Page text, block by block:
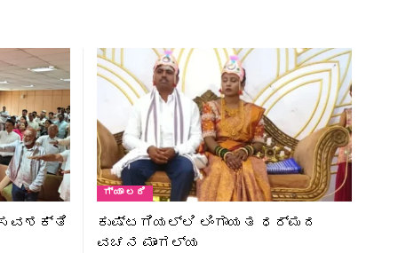
ಗ್ಯಾ ಲರಿ
ಕುಷ್ಟಗಿಯಲ್ಲಿ ಲಿಂಗಾಯತ ಧರ್ಮದ
ವಚನ ಮಾಂಗಲ್ಯ